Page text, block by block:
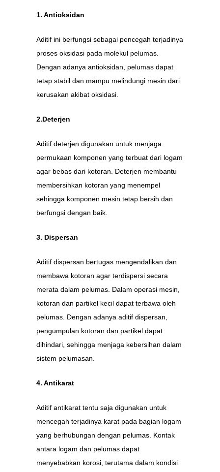
1. Antioksidan
Aditif ini berfungsi sebagai pencegah terjadinya
proses oksidasi pada molekul pelumas.
Dengan adanya antioksidan, pelumas dapat
tetap stabil dan mampu melindungi mesin dari
kerusakan akibat oksidasi.
2.Deterjen
Aditif deterjen digunakan untuk menjaga
permukaan komponen yang terbuat dari logam
agar bebas dari kotoran. Deterjen membantu
membersihkan kotoran yang menempel
sehingga komponen mesin tetap bersih dan
berfungsi dengan baik.
3. Dispersan
Aditif dispersan bertugas mengendalikan dan
membawa kotoran agar terdispersi secara
merata dalam pelumas. Dalam operasi mesin,
kotoran dan partikel kecil dapat terbawa oleh
pelumas. Dengan adanya aditif dispersan,
pengumpulan kotoran dan partikel dapat
dihindari, sehingga menjaga kebersihan dalam
sistem pelumasan.
4. Antikarat
Aditif antikarat tentu saja digunakan untuk
mencegah terjadinya karat pada bagian logam
yang berhubungan dengan pelumas. Kontak
antara logam dan pelumas dapat
menyebabkan korosi, terutama dalam kondisi